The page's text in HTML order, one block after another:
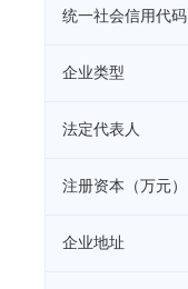
统一社会信用代码
企业类型
法定代表人
注册资本（万元）
企业地址